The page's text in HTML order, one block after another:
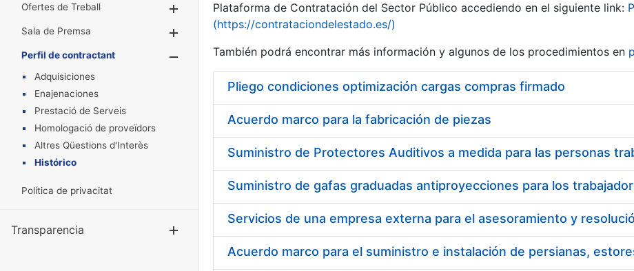
Ofertes de Treball
Mostra/Amaga
Sala de Premsa
Mostra/Amaga
Perfil de contractant
Mostra/Amaga
Adquisiciones
Enajenaciones
Prestació de Serveis
Homologació de proveïdors
Altres Qüestions d'Interès
Histórico
Política de privacitat
Transparencia
Plataforma de Contratación del Sector Público accediendo en el siguiente link:
(https://contrataciondelestado.es/)
También podrá encontrar más información y algunos de los procedimientos en
Pliego condiciones optimización cargas compras firmado
Acuerdo marco para la fabricación de piezas
Acuerdo marco para el suministro e instalación de persianas,